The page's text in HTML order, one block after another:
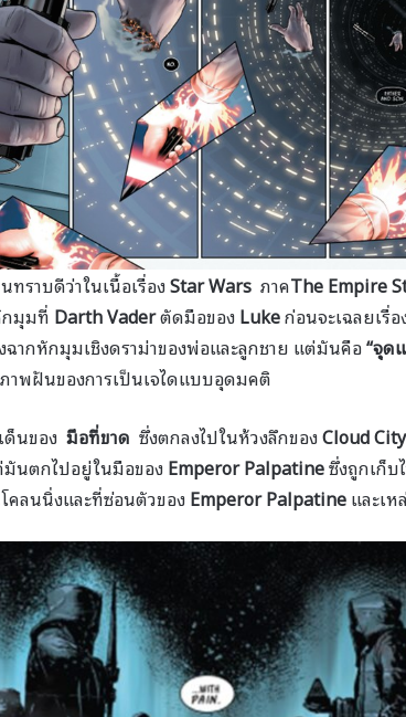
ราบดีว่าในเนื้อเรื่องStar Wars ภาคThe Empire
มุมที่ Darth VaderตัดมือของLukeก่อนจะเฉลยเรื่
ฉากหักมุมเชิงดราม่าของพ่อและลูกชาย แต่มันคือ“จุด
ภาพฝันของการเป็นเจไดแบบอุดมคติ
ด็นของ มือที่ขาด ซึ่งตกลงไปในห้วงลึกของCloud
นตกไปอยู่ในมือของEmperor Palpatineซึ่งถูกเก็บ
คลนนิ่งและที่ซ่อนตัวของEmperor Palpatineและเ